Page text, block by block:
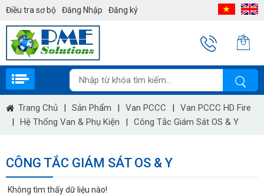
Điều tra sơ bộ Đăng Nhập Đăng ký
Trang Chủ | Sản Phẩm | Van PCCC |
Van PCCC HD Fire
|
Hệ Thống Van & Phụ Kiện | Công Tắc Giám Sát OS & Y
CÔNG TẮC GIÁM SÁT OS & Y
Không tìm thấy dữ liệu nào!